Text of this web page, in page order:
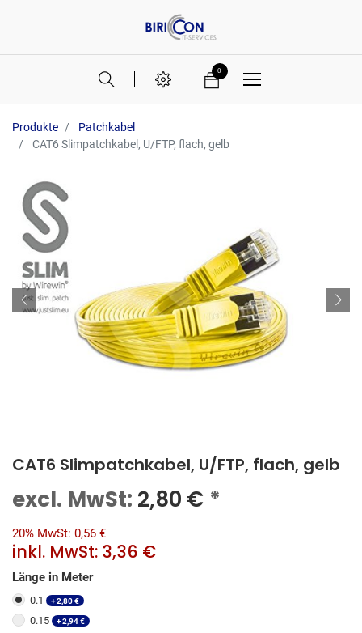
0
Produkte
Patchkabel
CAT6 Slimpatchkabel, U/FTP, flach, gelb
CAT6 Slimpatchkabel, U/FTP, flach, gelb
excl. MwSt: 2,80 € *
20% MwSt: 0,56 €
inkl. MwSt: 3,36 €
Länge in Meter
0.1 +2,80€
0.15 +2,94€